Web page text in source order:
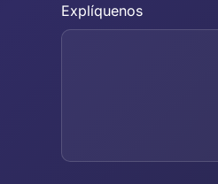
Explíquenos